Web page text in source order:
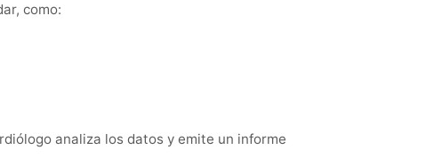
como:
analiza los datos y emite un informe